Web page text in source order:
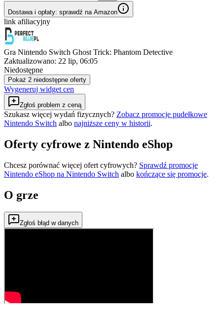
Dostawa i opłaty: sprawdź na Amazon
link afiliacyjny
Gra Nintendo Switch Ghost Trick: Phantom Detective
Zaktualizowano: 22 lip, 06:05
Niedostępne
Pokaż 2 niedostępne oferty
Wygeneruj widget cen
Zgłoś problem z ceną
Szukasz więcej wydań fizycznych? Zobacz promocje pudełkowe
Nintendo Switch albo najniższe ceny w historii.
Oferty cyfrowe z Nintendo eShop
Chcesz porównać więcej ofert cyfrowych? Sprawdź promocje
Nintendo eShop na Nintendo Switch albo kończące się promocje.
O grze
Zgłoś błąd w danych